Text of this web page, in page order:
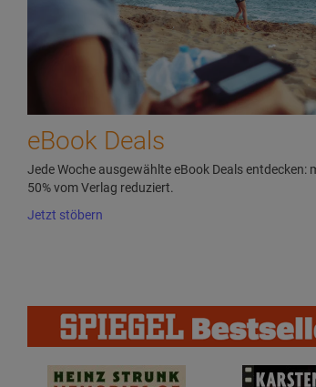
eBook Deals
Jede Woche ausgewählte eBook Deals entdecken:
50% vom Verlag reduziert.
Jetzt stöbern